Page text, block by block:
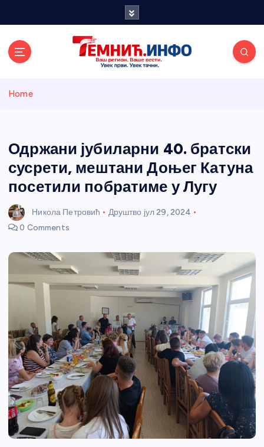
и портал
Home
Одржани јубиларни 40. братски
сусрети, мештани Доњег Катуна
посетили побратиме у Лугу
Никола Петровић Друштво јул 29, 2024
0 Comments